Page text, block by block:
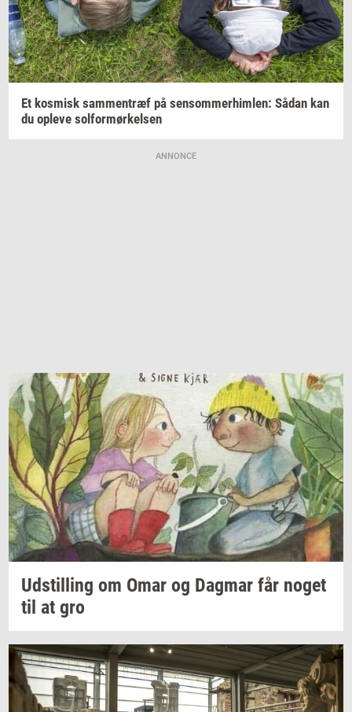
Et kos­misk sam­men­træf på sen­som­mer­him­len: Sådan kan
du op­le­ve sol­for­mør­kel­sen
ANNONCE
Ud­stil­ling om Omar og Dag­mar får noget
til at gro